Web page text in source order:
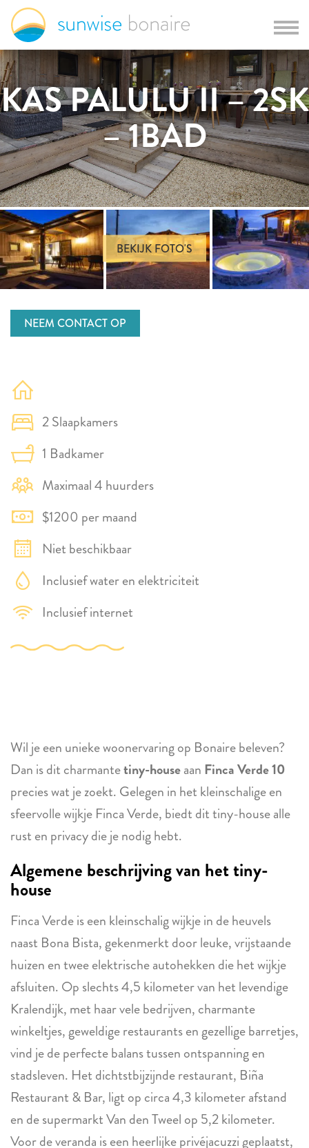
KAS PALULU II – 2SK
– 1BAD
BEKIJK FOTO'S
NEEM CONTACT OP
2 Slaapkamers
1 Badkamer
Maximaal 4 huurders
$1200 per maand
Niet beschikbaar
Inclusief water en elektriciteit
Inclusief internet
Wil je een unieke woonervaring op Bonaire beleven?
Dan is dit charmantetiny-houseaan Finca Verde 10
precies wat je zoekt. Gelegen in het kleinschalige en
sfeervolle wijkje Finca Verde, biedt dit tiny-house alle
rust en privacy die je nodig hebt.
Algemene beschrijving van het tiny-
house
Finca Verde is een kleinschalig wijkje in de heuvels
naast Bona Bista, gekenmerkt door leuke, vrijstaande
huizen en twee elektrische autohekken die het wijkje
afsluiten. Op slechts 4,5 kilometer van het levendige
Kralendijk, met haar vele bedrijven, charmante
winkeltjes, geweldige restaurants en gezellige barretjes,
vind je de perfecte balans tussen ontspanning en
stadsleven. Het dichtstbijzijnde restaurant, Biña
Restaurant & Bar, ligt op circa 4,3 kilometer afstand
en de supermarkt Van den Tweel op 5,2 kilometer.
Voor de veranda is een heerlijke privéjacuzzi geplaatst,